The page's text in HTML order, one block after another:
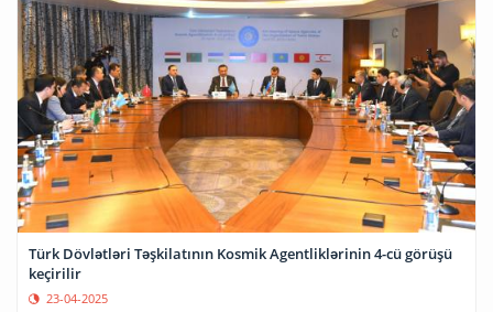
Türk Dövlətləri Təşkilatının Kosmik Agentliklərinin 4-cü görüşü
keçirilir
23-04-2025